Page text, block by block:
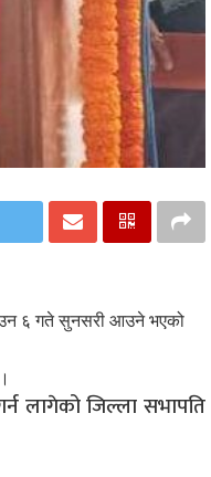
६ गते सुनसरी आउने भएको
लागेको जिल्ला सभापति